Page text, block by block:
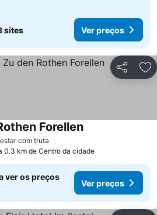
sites Ver preços
Partilhar
com truta
Forellen
0.3 km de Centro da cidade
ver os preços
Ver preços